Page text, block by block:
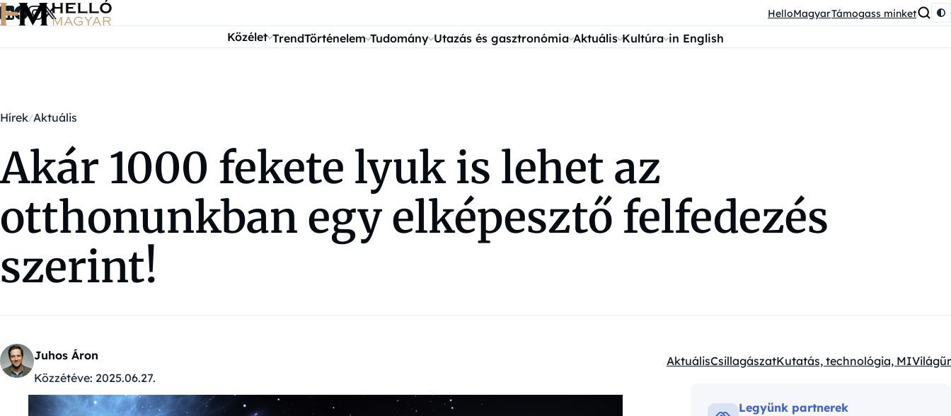
Ugrás a tartalomra HelloMagyarTámogass minket
Közélet TrendTörténelem Tudomány Utazás és gasztronómia Aktuális Kultúra in English
Hírek Aktuális
Akár 1000 fekete lyuk is lehet az
otthonunkban egy elképesztő felfedezés
szerint!
Juhos Áron
Közzétéve: 2025.06.27.
Kategóriák:
AktuálisCsillagászatKutatás, technológia, MIVilágűr
Legyünk partnerek